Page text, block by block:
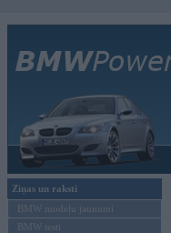
Ziņas un raksti
BMW modeļu jaunumi
BMW testi